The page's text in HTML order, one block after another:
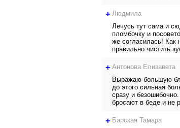
+ Людмила
Лечусь тут сама и
пломбочку и
же согласилась! Как
правильно чистить
+ Антонова Елизавета
Выражаю большую
до этого сильная
сразу и
бросают в беде и не
+ Барская Тамара